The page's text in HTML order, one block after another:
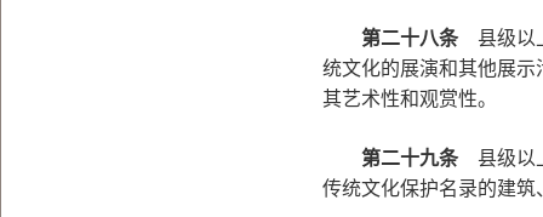
第二十八条县级以
统文化的展演和其他展
其艺术性和观赏性。
第二十九条县级以
传统文化保护名录的建